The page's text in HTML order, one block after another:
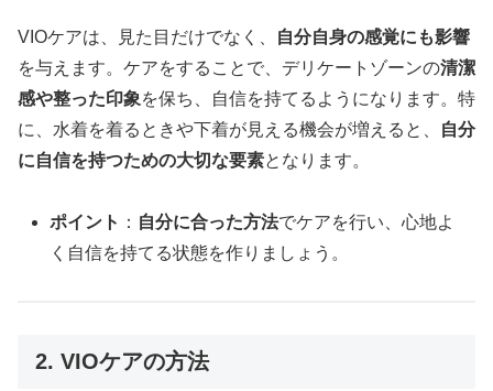
VIOケアは、見た目だけでなく、
自分自身の感覚にも影響
を与えます。ケアをすることで、デリケートゾーンの清潔
感や整った印象を保ち、自信を持てるようになります。特
に、水着を着るときや下着が見える機会が増えると、
自分
に自信を持つための大切な要素となります。
ポイント ： 自分に合った方法でケアを行い、心地よ
く自信を持てる状態を作りましょう。
2. VIOケアの方法